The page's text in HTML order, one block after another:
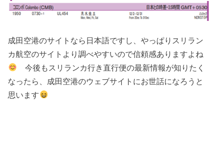
成田空港のサイトなら日本語ですし、やっぱりスリラン
カ航空のサイトより調べやすいので信頼感ありますよね
今後もスリランカ行き直行便の最新情報が知りたく
なったら、成田空港のウェブサイトにお世話になろうと
思います